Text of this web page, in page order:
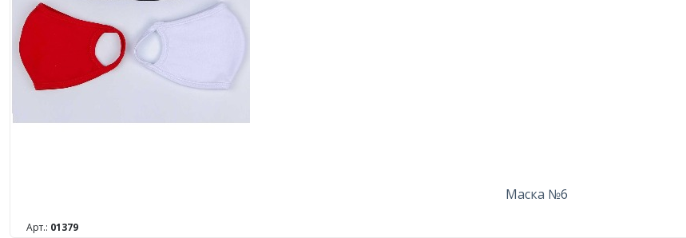
Маска №6
Арт.: 01379